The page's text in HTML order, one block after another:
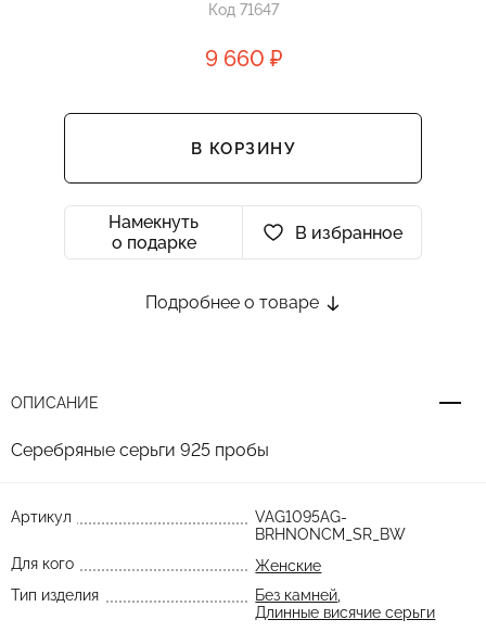
Код 71647
9 660 ₽
В КОРЗИНУ
Намекнуть
о подарке
В избранное
Подробнее о товаре
ОПИСАНИЕ
Серебряные серьги 925 пробы
Артикул
VAG1095AG-
BRHNONCM_SR_BW
Для кого
Женские
Тип изделия
Без камней
Длинные висячие серьги